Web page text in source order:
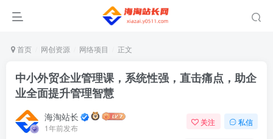
首页 网创资源 网络项目 正文
中小外贸企业管理课，系统性强，直击痛点，助企
业全面提升管理智慧
海淘站长
1年前发布
关注 私信